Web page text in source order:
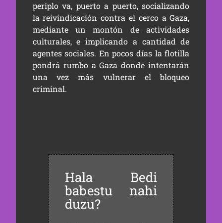
periplo va, puerto a puerto, socializando
la reivindicación contra el cerco a Gaza,
mediante un montón de actividades
culturales, e implicando a cantidad de
agentes sociales. En pocos días la flotilla
pondrá rumbo a Gaza donde intentarán
una vez más vulnerar el bloqueo
criminal.
Hala Bedi
babestu nahi
duzu?